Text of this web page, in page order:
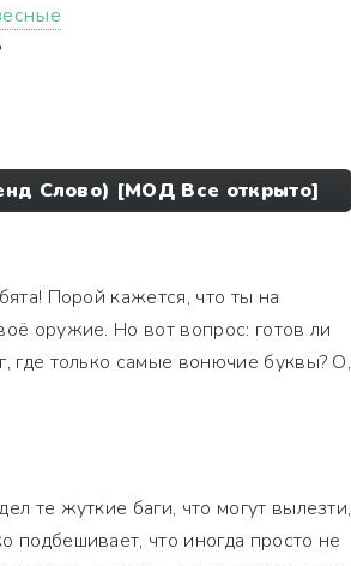
Слово) [МОД Все открыто]
Порой кажется, что ты на
оружие. Но вот вопрос: готов ли
где только самые вонючие буквы? О,
те жуткие баги, что могут вылезти,
подбешивает, что иногда просто не